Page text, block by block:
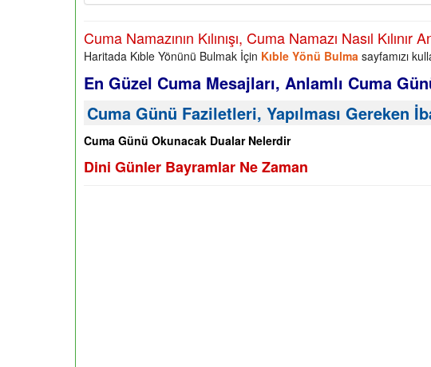
Cuma Namazının Kılınışı, Cuma Namazı Nasıl Kılınır
Haritada Kıble Yönünü Bulmak İçin Kıble Yönü Bulma sayfamızı
En Güzel Cuma Mesajları, Anlamlı Cuma
Cuma Günü Faziletleri, Yapılması Gereken
Cuma Günü Okunacak Dualar Nelerdir
Dini Günler Bayramlar Ne Zaman